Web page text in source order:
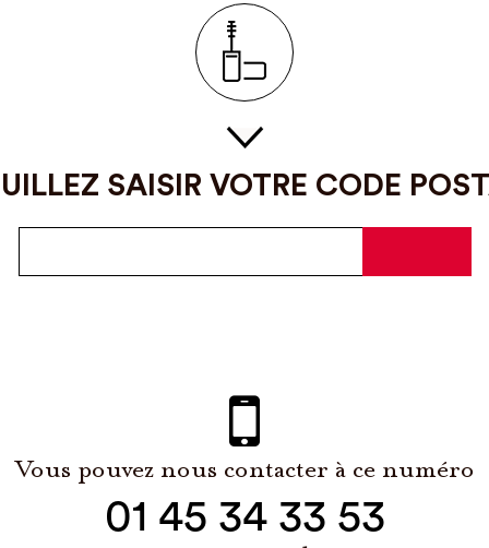
SAISIR VOTRE CODE
Vous pouvez nous contacter à ce numéro
01 45 34 33 53